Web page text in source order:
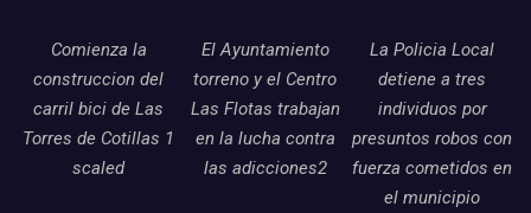
Comienza la
construccion del
carril bici de Las
Torres de Cotillas 1
scaled
El Ayuntamiento
torreno y el Centro
Las Flotas trabajan
en la lucha contra
las adicciones2
La Policia Local
detiene a tres
individuos por
presuntos robos con
fuerza cometidos en
el municipio